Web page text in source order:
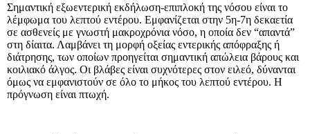
Σημαντική εξωεντερική εκδήλωση-επιπλοκή της νόσου είναι το
λέμφωμα του λεπτού εντέρου. Εμφανίζεται στην 5η-7η δεκαετία
σε ασθενείς με γνωστή μακροχρόνια νόσο, η οποία δεν “απαντά”
στη δίαιτα. Λαμβάνει τη μορφή οξείας εντερικής απόφραξης ή
διάτρησης, των οποίων προηγείται σημαντική απώλεια βάρους και
κοιλιακό άλγος. Οι βλάβες είναι συχνότερες στον ειλεό, δύνανται
όμως να εμφα­νιστούν σε όλο το μήκος του λεπτού εντέρου. Η
πρόγνωση είναι πτωχή.